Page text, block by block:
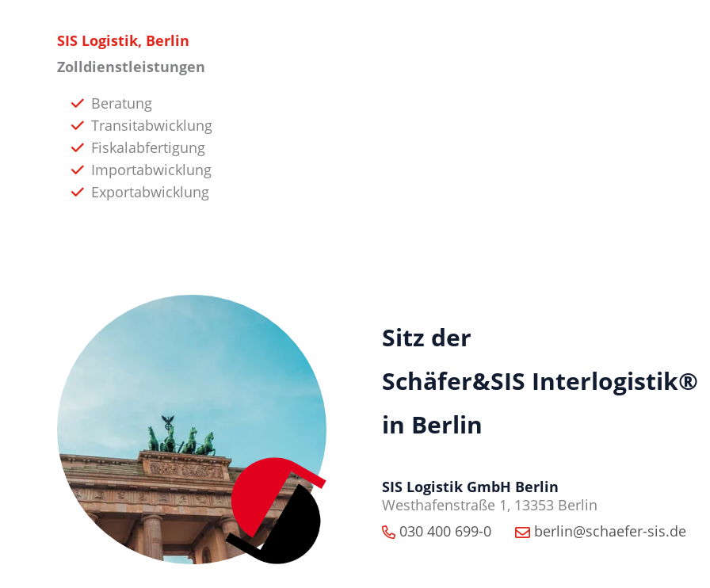
SIS Logistik, Berlin
Zolldienstleistungen
Beratung
Transitabwicklung
Fiskalabfertigung
Importabwicklung
Exportabwicklung
Sitz der
Schäfer&SIS Interlogistik®
in Berlin
SIS Logistik GmbH Berlin
Westhafenstraße 1, 13353 Berlin
030 400 699-0
berlin@schaefer-sis.de